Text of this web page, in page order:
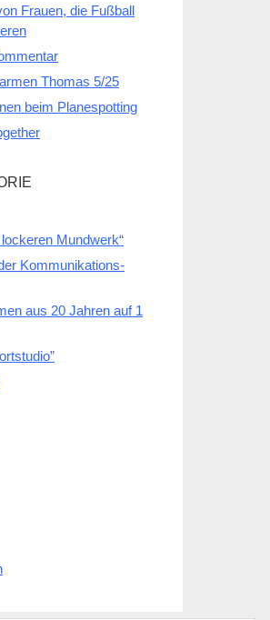
Frauen, die Fußball
Thomas 5/25
beim Planespotting
Mundwerk“
Kommunikations-
aus 20 Jahren auf 1